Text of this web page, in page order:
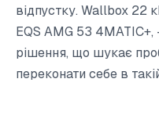
відпустку. Wallbox 22
EQS AMG 53
рішення, що шукає
переконати себе в